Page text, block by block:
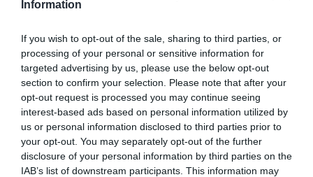
Information
If you wish to opt-out of the sale, sharing to third parties, or
processing of your personal or sensitive information for
targeted advertising by us, please use the below opt-out
section to confirm your selection. Please note that after your
opt-out request is processed you may continue seeing
interest-based ads based on personal information utilized by
us or personal information disclosed to third parties prior to
your opt-out. You may separately opt-out of the further
disclosure of your personal information by third parties on the
IAB’s list of downstream participants. This information may
μια νέα βιομηχανική
Νέος οδηγός του ΕΚΤ
για τη χρηματοδότηση
των ελληνικών
επιχειρήσεων στον
χώρο της άμυνας
31.07.2026
Η πιο ταξιδιάρικη
βαλίτσα του φετινού
καλοκαιριού έχει την
υπογραφή της Xiaomi
31.07.2026